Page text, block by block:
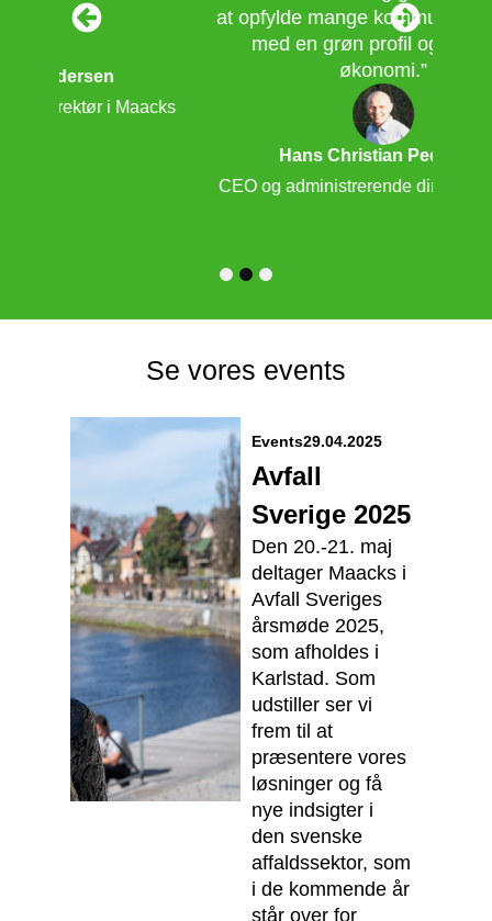
at opfylde mange kommuners visioner
med en grøn profil og cirkulær
Hans Christian Pedersen
CEO og administrerende direktør i Maacks
Se vores events
Events29.04.2025
Avfall
Sverige 2025
Den 20.-21. maj
deltager Maacks i
Avfall Sveriges
årsmøde 2025,
som afholdes i
Karlstad. Som
udstiller ser vi
frem til at
præsentere vores
løsninger og få
nye indsigter i
den svenske
affaldssektor, som
i de kommende år
står over for